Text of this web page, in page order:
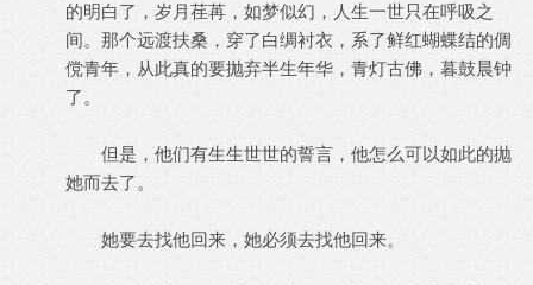
的明白了，岁月荏苒，如梦似幻，人生一世只在呼吸之
间。那个远渡扶桑，穿了白绸衬衣，系了鲜红蝴蝶结的倜
傥青年，从此真的要抛弃半生年华，青灯古佛，暮鼓晨钟
了。
但是，他们有生生世世的誓言，他怎么可以如此的抛
她而去了。
她要去找他回来，她必须去找他回来。